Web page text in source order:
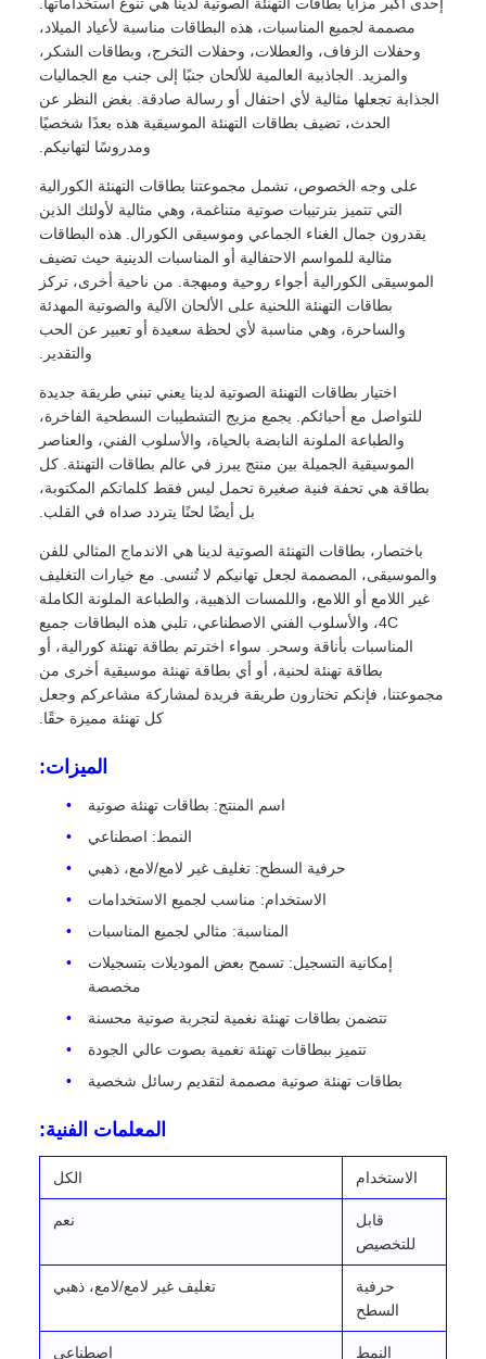
مصممة لجميع المناسبات، هذه البطاقات مناسبة لأعياد الميلاد،
وحفلات الزفاف، والعطلات، وحفلات التخرج، وبطاقات الشكر،
والمزيد. الجاذبية العالمية للألحان جنبًا إلى جنب مع الجماليات
الجذابة تجعلها مثالية لأي احتفال أو رسالة صادقة. بغض النظر عن
الحدث، تضيف بطاقات التهنئة الموسيقية هذه بعدًا شخصيًا
ومدروسًا لتهانيكم.
على وجه الخصوص، تشمل مجموعتنا بطاقات التهنئة الكورالية
التي تتميز بترتيبات صوتية متناغمة، وهي مثالية لأولئك الذين
يقدرون جمال الغناء الجماعي وموسيقى الكورال. هذه البطاقات
مثالية للمواسم الاحتفالية أو المناسبات الدينية حيث تضيف
الموسيقى الكورالية أجواء روحية ومبهجة. من ناحية أخرى، تركز
بطاقات التهنئة اللحنية على الألحان الآلية والصوتية المهدئة
والساحرة، وهي مناسبة لأي لحظة سعيدة أو تعبير عن الحب
والتقدير.
اختيار بطاقات التهنئة الصوتية لدينا يعني تبني طريقة جديدة
للتواصل مع أحبائكم. يجمع مزيج التشطيبات السطحية الفاخرة،
والطباعة الملونة النابضة بالحياة، والأسلوب الفني، والعناصر
الموسيقية الجميلة بين منتج يبرز في عالم بطاقات التهنئة. كل
بطاقة هي تحفة فنية صغيرة تحمل ليس فقط كلماتكم المكتوبة،
بل أيضًا لحنًا يتردد صداه في القلب.
باختصار، بطاقات التهنئة الصوتية لدينا هي الاندماج المثالي للفن
والموسيقى، المصممة لجعل تهانيكم لا تُنسى. مع خيارات التغليف
غير اللامع أو اللامع، واللمسات الذهبية، والطباعة الملونة الكاملة
4C، والأسلوب الفني الاصطناعي، تلبي هذه البطاقات جميع
المناسبات بأناقة وسحر. سواء اخترتم بطاقة تهنئة كورالية، أو
بطاقة تهنئة لحنية، أو أي بطاقة تهنئة موسيقية أخرى من
مجموعتنا، فإنكم تختارون طريقة فريدة لمشاركة مشاعركم وجعل
كل تهنئة مميزة حقًا.
الميزات:
اسم المنتج: بطاقات تهنئة صوتية
النمط: اصطناعي
حرفية السطح: تغليف غير لامع/لامع، ذهبي
الاستخدام: مناسب لجميع الاستخدامات
المناسبة: مثالي لجميع المناسبات
إمكانية التسجيل: تسمح بعض الموديلات بتسجيلات
مخصصة
تتضمن بطاقات تهنئة نغمية لتجربة صوتية محسنة
تتميز ببطاقات تهنئة نغمية بصوت عالي الجودة
بطاقات تهنئة صوتية مصممة لتقديم رسائل شخصية
المعلمات الفنية:
الاستخدام الكل
قابل
للتخصيص
نعم
حرفية
السطح
تغليف غير لامع/لامع، ذهبي
النمط اصطناعي